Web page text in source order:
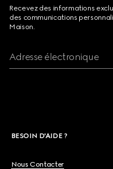
Recevez des informations
des communications
Maison.
Adresse électronique
BESOIN D'AIDE ?
Nous Contacter